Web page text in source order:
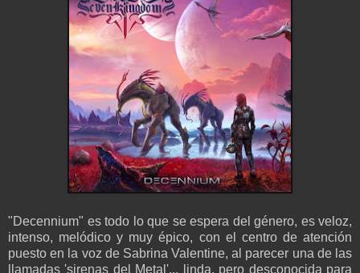
"Decennium" es todo lo que se espera del género, es veloz,
intenso, melódico y muy épico, con el centro de atención
puesto en la voz de Sabrina Valentine, al parecer una de las
llamadas 'sirenas del Metal'... linda, pero desconocida para